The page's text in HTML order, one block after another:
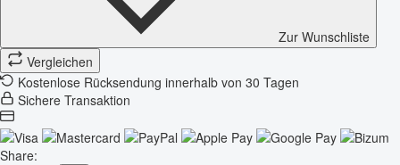
Zur Wunschliste
Vergleichen
Kostenlose Rücksendung innerhalb von 30 Tagen
Sichere Transaktion
Share: